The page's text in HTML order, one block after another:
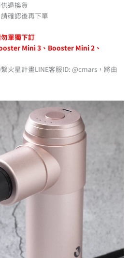
退換貨
確認後再下單
單獨下訂
Mini 3、Booster Mini 2、
火星計畫LINE客服ID: @cmars，將由